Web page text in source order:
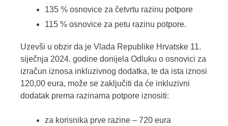
135 % osnovice za četvrtu razinu potpore
115 % osnovice za petu razinu potpore.
Uzevši u obzir da je Vlada Republike Hrvatske 11.
siječnja 2024. godine donijela Odluku o osnovici za
izračun iznosa inkluzivnog dodatka, te da ista iznosi
120,00 eura, može se zaključiti da će inkluzivni
dodatak prema razinama potpore iznositi:
za korisnika prve razine – 720 eura